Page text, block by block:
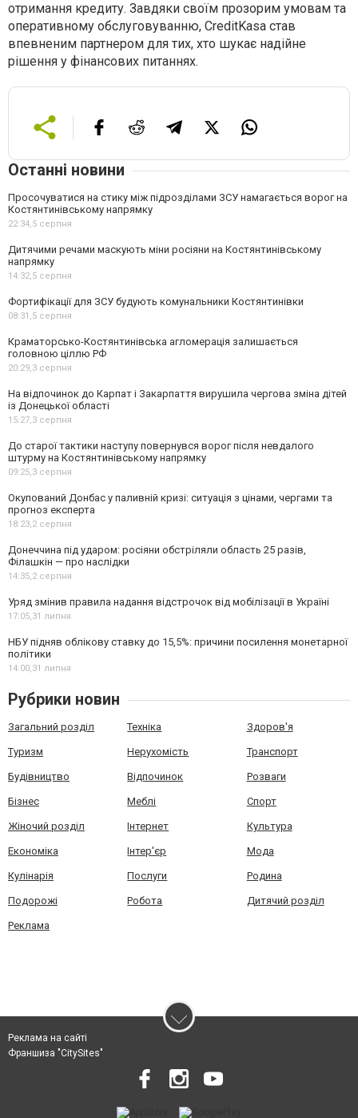
отримання кредиту. Завдяки своїм прозорим умовам та
оперативному обслуговуванню, CreditKasa став
впевненим партнером для тих, хто шукає надійне
рішення у фінансових питаннях.
Останні новини
Просочуватися на стику між підрозділами ЗСУ намагається ворог на
Костянтинівському напрямку
22:34,5 серпня
Дитячими речами маскують міни росіяни на Костянтинівському
напрямку
14:32,5 серпня
Фортифікації для ЗСУ будують комунальники Костянтинівки
08:31,5 серпня
Краматорсько-Костянтинівська агломерація залишається
головною ціллю РФ
20:29,3 серпня
На відпочинок до Карпат і Закарпаття вирушила чергова зміна дітей
із Донецької області
15:27,3 серпня
До старої тактики наступу повернувся ворог після невдалого
штурму на Костянтинівському напрямку
09:25,3 серпня
Окупований Донбас у паливній кризі: ситуація з цінами, чергами та
прогноз експерта
18:23,2 серпня
Донеччина під ударом: росіяни обстріляли область 25 разів,
Філашкін — про наслідки
14:35,2 серпня
Уряд змінив правила надання відстрочок від мобілізації в Україні
17:05,31 липня
НБУ підняв облікову ставку до 15,5%: причини посилення монетарної
політики
14:00,31 липня
Рубрики новин
Загальний розділ Техніка Здоров'я
Туризм Нерухомість Транспорт
Будівництво Відпочинок Розваги
Бізнес Меблі Спорт
Жіночий розділ Інтернет Культура
Економіка Інтер'єр Мода
Кулінарія Послуги Родина
Подорожі Робота Дитячий розділ
Реклама
Реклама на сайті
Франшиза "CitySites"